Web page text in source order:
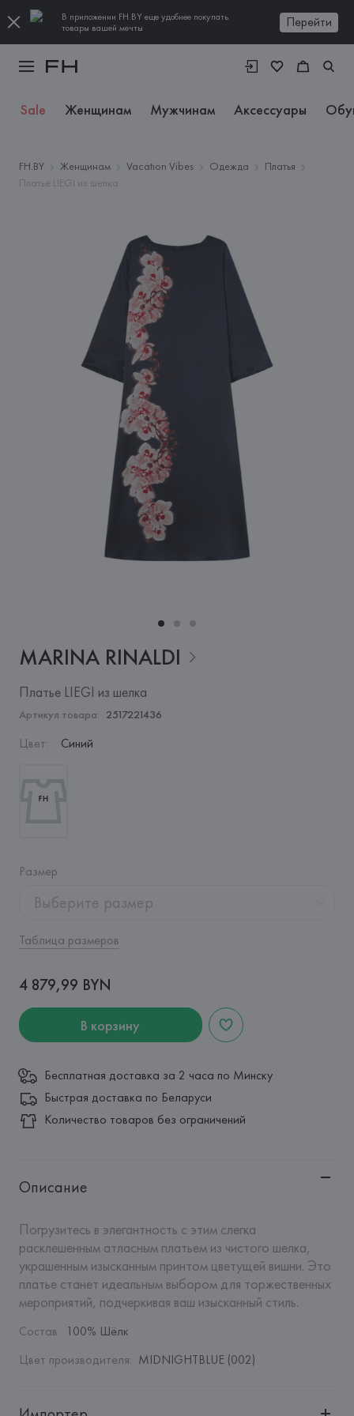
В приложении FH.BY еще удобнее покупать
товары вашей мечты
Перейти
Sale Женщинам Мужчинам Аксессуары
FH.BY Женщинам Vacation Vibes Одежда
Платья
Платье LIEGI из шелка
MARINA RINALDI
Платье LIEGI из шелка
Артикул товара: 2517221436
Цвет: Синий
Размер:
Выберите размер
Таблица размеров
4 879,99 BYN
В корзину
Бесплатная доставка за 2 часа по Минску
Быстрая доставка по Беларуси
Количество товаров без ограничений
Описание
Погрузитесь в элегантность с этим слегка
расклешенным атласным платьем из чистого шелка,
украшенным изысканным принтом цветущей вишни. Это
платье станет идеальным выбором для торжественных
мероприятий, подчеркивая ваш изысканный стиль.
Состав: 100% Шёлк
Цвет производителя: MIDNIGHTBLUE (002)